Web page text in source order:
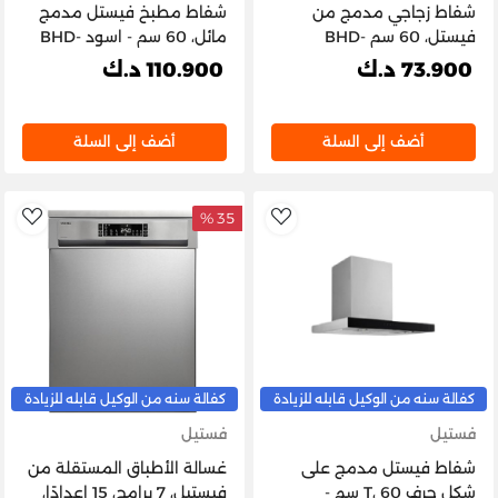
شفاط زجاجي مدمج من
فيستل، 60 سم BHD-
6004W
73.900 د.ك
أضف إلى السلة
شفاط مطبخ فيستل مدمج
مائل، 60 سم - اسود BHD-
6303B
110.900 د.ك
أضف إلى السلة
AddToWishlist
كفالة سنه من الوكيل قابله للزيادة
فستيل
شفاط فيستل مدمج على
شكل حرف T، 60 سم -
35 %
كفالة سنه من الوكيل قابله للزيادة
فستيل
غسالة الأطباق المستقلة من
فيستيل، 7 برامج، 15 إعدادًا،